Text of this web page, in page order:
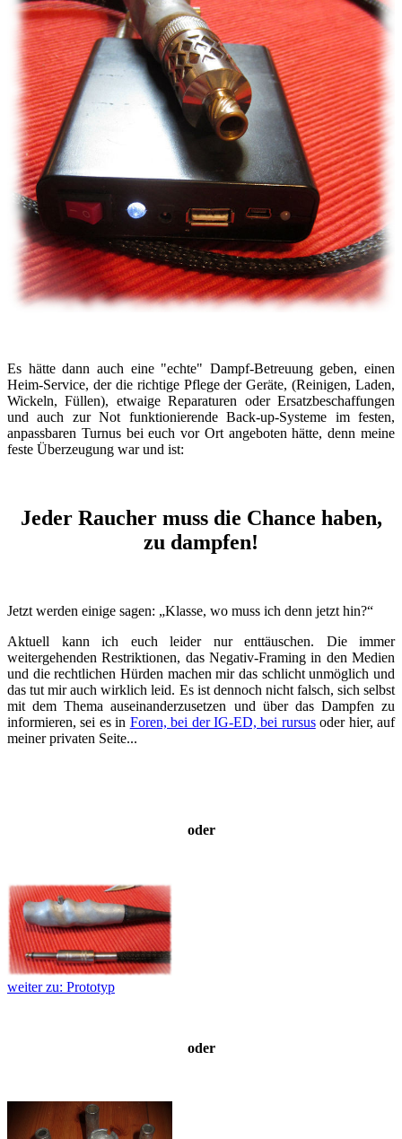
Es hätte dann auch eine "echte" Dampf-Betreuung geben, einen
Heim-Service, der die richtige Pflege der Geräte, (Reinigen, Laden,
Wickeln, Füllen), etwaige Reparaturen oder Ersatzbeschaffungen
und auch zur Not funktionierende Back-up-Systeme im festen,
anpassbaren Turnus bei euch vor Ort angeboten hätte, denn meine
feste Überzeugung war und ist:
Jeder Raucher muss die Chance haben,
zu dampfen!
Jetzt werden einige sagen: „Klasse, wo muss ich denn jetzt hin?“
Aktuell kann ich euch leider nur enttäuschen. Die immer
weitergehenden Restriktionen, das Negativ-Framing in den Medien
und die rechtlichen Hürden machen mir das schlicht unmöglich und
das tut mir auch wirklich leid. Es ist dennoch nicht falsch, sich selbst
mit dem Thema auseinanderzusetzen und über das Dampfen zu
informieren, sei es in Foren, bei der IG-ED, bei rursusoder hier, auf
meiner privaten Seite...
oder
weiter zu: Prototyp
oder